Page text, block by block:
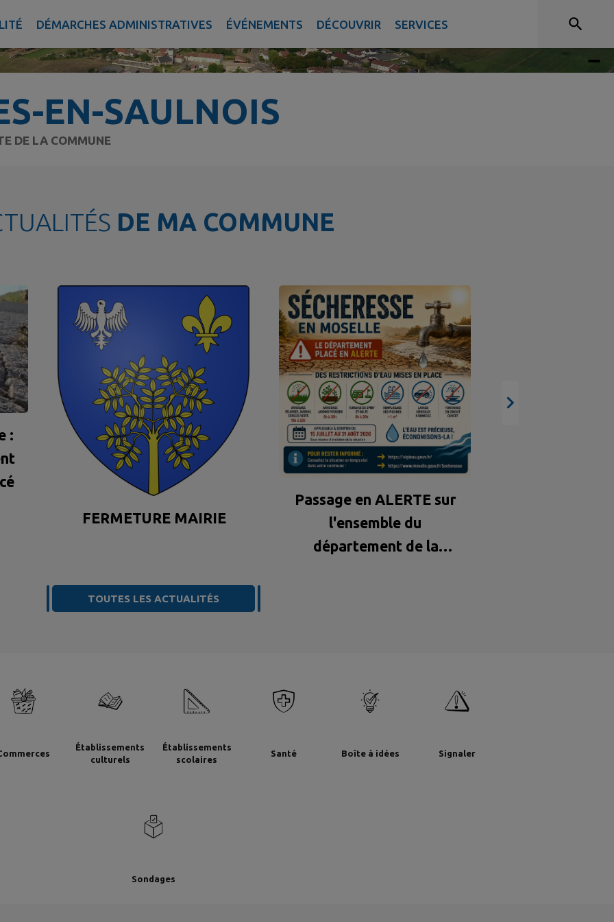
DÉMARCHES ADMINISTRATIVES ÉVÉNEMENTS DÉCOUVRIR SERVICES
EN-SAULNOIS
DE LA COMMUNE
DE MA COMMUNE
:
FERMETURE MAIRIE
Passage en ALERTE sur
l'ensemble du
département de la
TOUTES LES ACTUALITÉS
Établissements
culturels
Établissements
scolaires
Santé Boîte à idées Signaler
Sondages